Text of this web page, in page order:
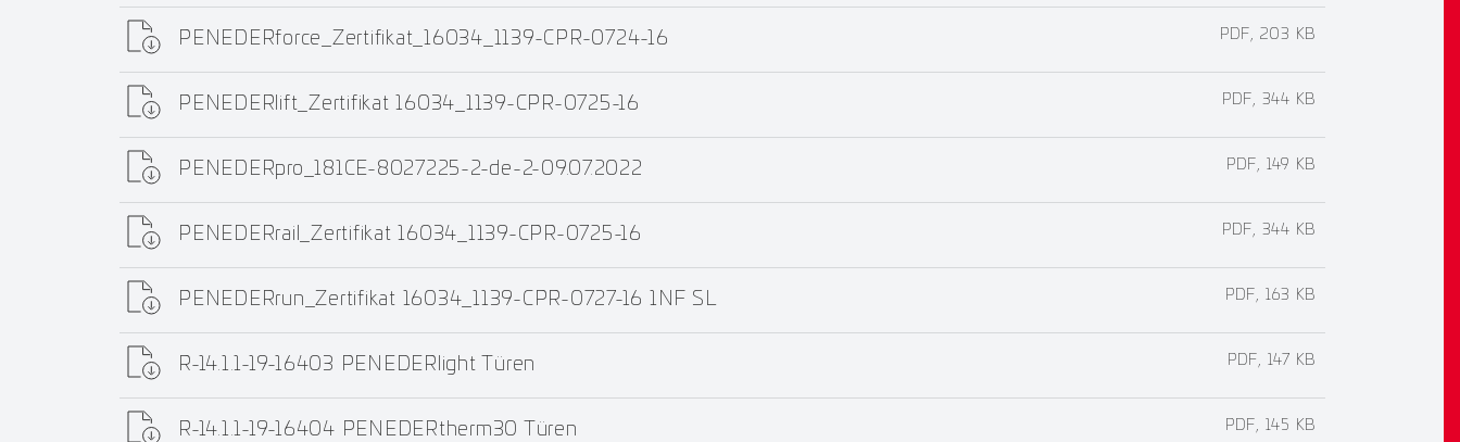
PENEDERforce_Zertifikat_16034_1139-CPR-0724-16 PDF, 203 KB
PENEDERlift_Zertifikat 16034_1139-CPR-0725-16 PDF, 344 KB
PENEDERpro_181CE-8027225-2-de-2-09.07.2022 PDF, 149 KB
PENEDERrail_Zertifikat 16034_1139-CPR-0725-16 PDF, 344 KB
PENEDERrun_Zertifikat 16034_1139-CPR-0727-16 1NF SL PDF, 163 KB
R-14.1.1-19-16403 PENEDERlight Türen PDF, 147 KB
R-14.1.1-19-16404 PENEDERtherm30 Türen PDF, 145 KB